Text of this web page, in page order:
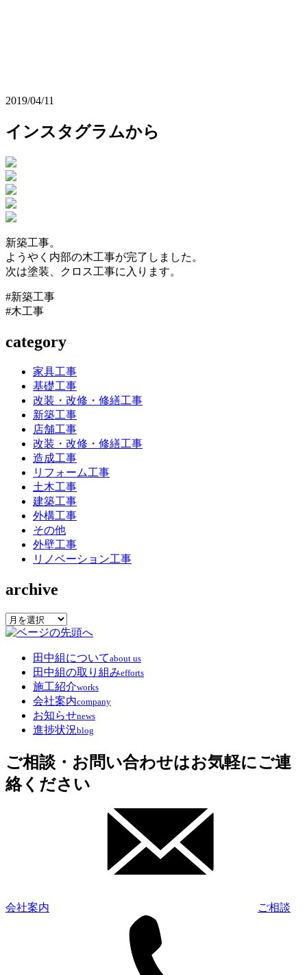
2019/04/11
インスタグラムから
新築工事。
ようやく内部の木工事が完了しました。
次は塗装、クロス工事に入ります。
#新築工事
#木工事
category
家具工事
基礎工事
改装・改修・修繕工事
新築工事
店舗工事
改装・改修・修繕工事
造成工事
リフォーム工事
土木工事
建築工事
外構工事
その他
外壁工事
リノベーション工事
archive
archive
田中組についてabout us
田中組の取り組みefforts
施工紹介works
会社案内company
お知らせnews
進捗状況blog
ご相談・お問い合わせはお気軽にご連
絡ください
会社案内 ご相談